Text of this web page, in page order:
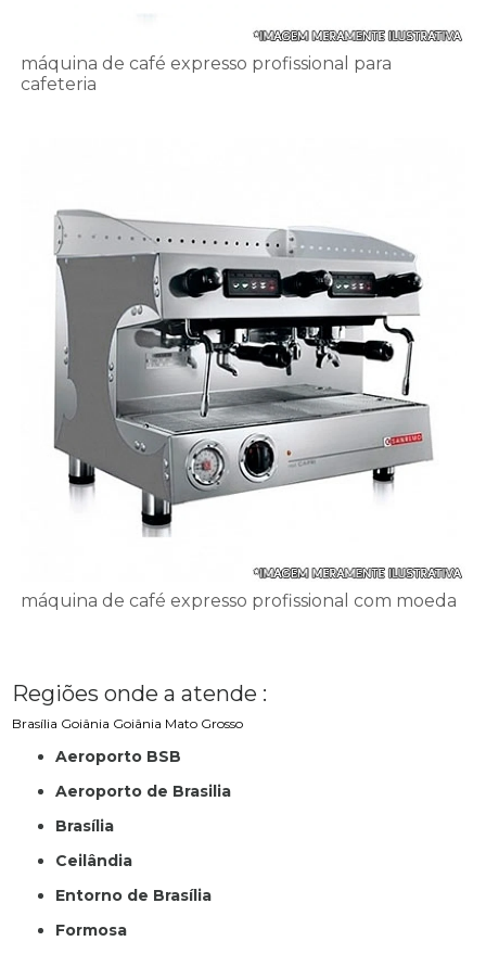
máquina de café expresso profissional para
cafeteria
máquina de café expresso profissional com moeda
Regiões onde a atende :
Brasília Goiânia Goiânia Mato Grosso
Aeroporto BSB
Aeroporto de Brasilia
Brasília
Ceilândia
Entorno de Brasília
Formosa